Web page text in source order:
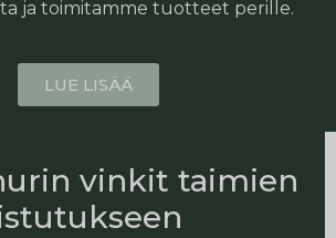
ja toimitamme tuotteet perille.
LUE LISÄÄ
vinkit taimien